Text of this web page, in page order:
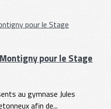
pour le Stage
au gymnase Jules
afin de...